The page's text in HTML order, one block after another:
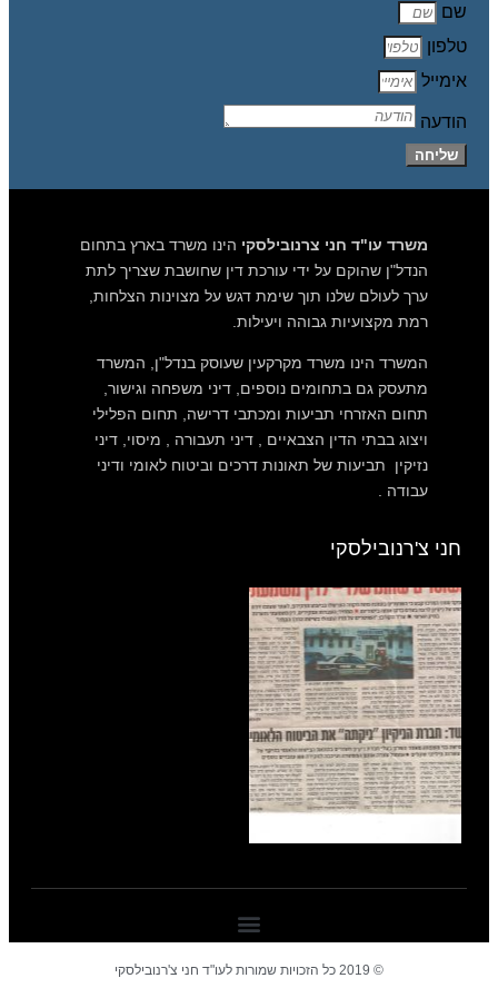
שם
טלפון
אימייל
הודעה
שליחה
משרד עו"ד חני צרנובילסקיהינו משרד בארץ בתחום
הנדל"ן שהוקם על ידי עורכת דין שחושבת שצריך לתת
ערך לעולם שלנו תוך שימת דגש על מצוינות הצלחות,
רמת מקצועיות גבוהה ויעילות.
המשרד הינו משרד מקרקעין שעוסק בנדל"ן, המשרד
מתעסק גם בתחומים נוספים, דיני משפחה וגישור,
תחום האזרחי תביעות ומכתבי דרישה, תחום הפלילי
ויצוג בבתי הדין הצבאיים , דיני תעבורה , מיסוי, דיני
נזיקין תביעות של תאונות דרכים וביטוח לאומי ודיני
עבודה .
חני צ'רנובילסקי